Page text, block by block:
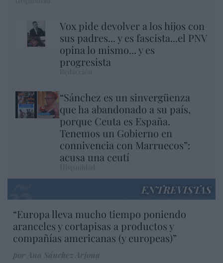
Vox pide devolver a los hijos con
sus padres... y es fascista...el PNV
opina lo mismo... y es
progresista
“Sánchez es un sinvergüenza
que ha abandonado a su país,
porque Ceuta es España.
Tenemos un Gobierno en
connivencia con Marruecos”:
acusa una ceutí
ENTREVISTAS
“Europa lleva mucho tiempo poniendo
aranceles y cortapisas a productos y
compañías americanas (y europeas)”